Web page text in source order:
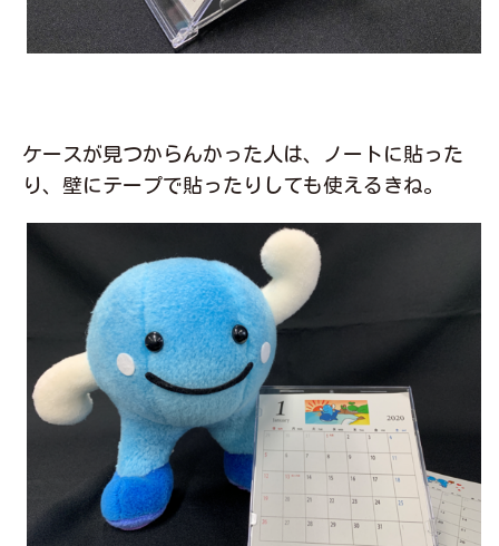
ケースが見つからんかった人は、ノートに貼った
り、壁にテープで貼ったりしても使えるきね。